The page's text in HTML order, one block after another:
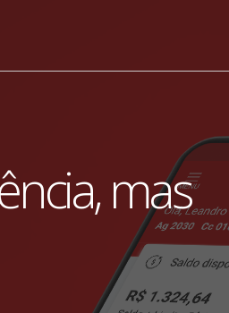
mas